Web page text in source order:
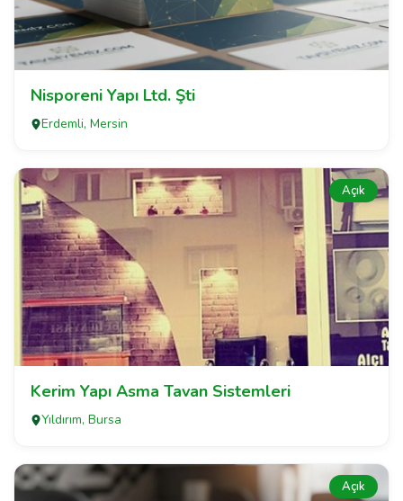
Nisporeni Yapı Ltd. Şti
Erdemli, Mersin
Açık
Kerim Yapı Asma Tavan Sistemleri
Yıldırım, Bursa
Açık